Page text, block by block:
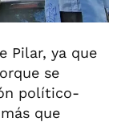
Pilar, ya que
se
político-
que